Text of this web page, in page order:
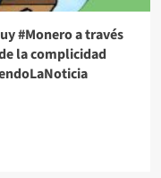
#Monero a través
la complicidad